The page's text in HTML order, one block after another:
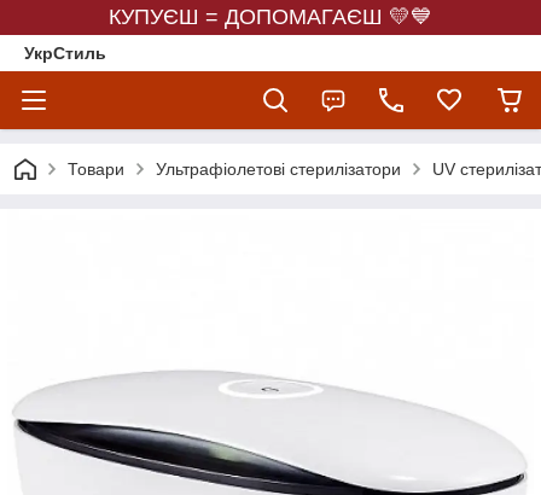
КУПУЄШ = ДОПОМАГАЄШ 💛💙
УкрСтиль
Товари Ультрафіолетові стерилізатори UV